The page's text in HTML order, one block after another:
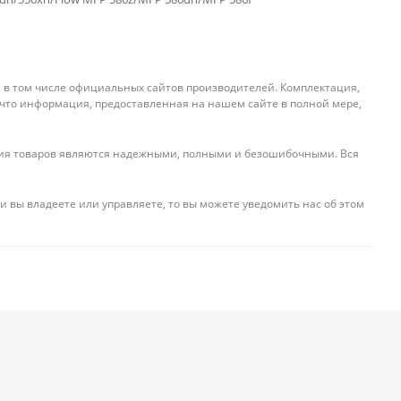
том числе официальных сайтов производителей. Комплектация,
информация, предоставленная на нашем сайте в полной мере,
товаров являются надежными, полными и безошибочными. Вся
владеете или управляете, то вы можете уведомить нас об этом